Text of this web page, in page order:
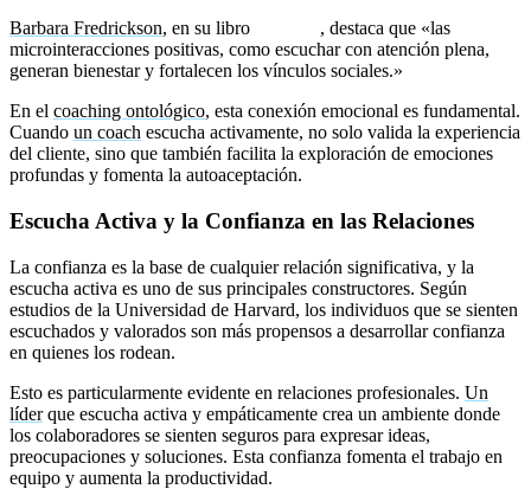
Barbara Fredrickson, en su libro
, destaca que «las
microinteracciones positivas, como escuchar con atención plena,
generan bienestar y fortalecen los vínculos sociales.»
En el coaching ontológico, esta conexión emocional es fundamental.
Cuando un coach escucha activamente, no solo valida la experiencia
del cliente, sino que también facilita la exploración de emociones
profundas y fomenta la autoaceptación.
Escucha Activa y la Confianza en las Relaciones
La confianza es la base de cualquier relación significativa, y la
escucha activa es uno de sus principales constructores. Según
estudios de la Universidad de Harvard, los individuos que se sienten
escuchados y valorados son más propensos a desarrollar confianza
en quienes los rodean.
Esto es particularmente evidente en relaciones profesionales. Un
líderque escucha activa y empáticamente crea un ambiente donde
los colaboradores se sienten seguros para expresar ideas,
preocupaciones y soluciones. Esta confianza fomenta el trabajo en
equipo y aumenta la productividad.